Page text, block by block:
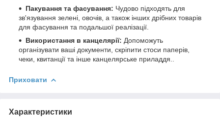
Пакування та фасування: Чудово підходять для
зв'язування зелені, овочів, а також інших дрібних товарів
для фасування та подальшої реалізації.
Використання в канцелярії: Допоможуть
організувати ваші документи, скріпити стоси паперів,
чеки, квитанції та інше канцелярське приладдя..
Приховати
Характеристики